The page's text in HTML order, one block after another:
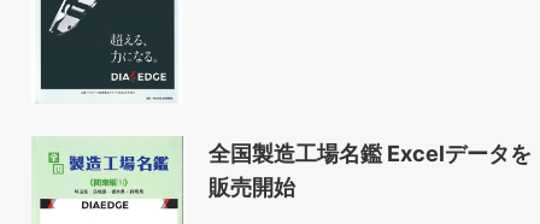
全国製造工場名鑑 Excelデータを
販売開始